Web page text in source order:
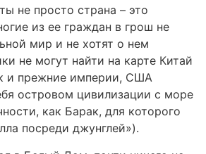
не просто страна – это
из ее граждан в грош не
мир и не хотят о нем
не могут найти на карте Китай
и прежние империи, США
островом цивилизации с море
как Барак, для которого
посреди джунглей»).